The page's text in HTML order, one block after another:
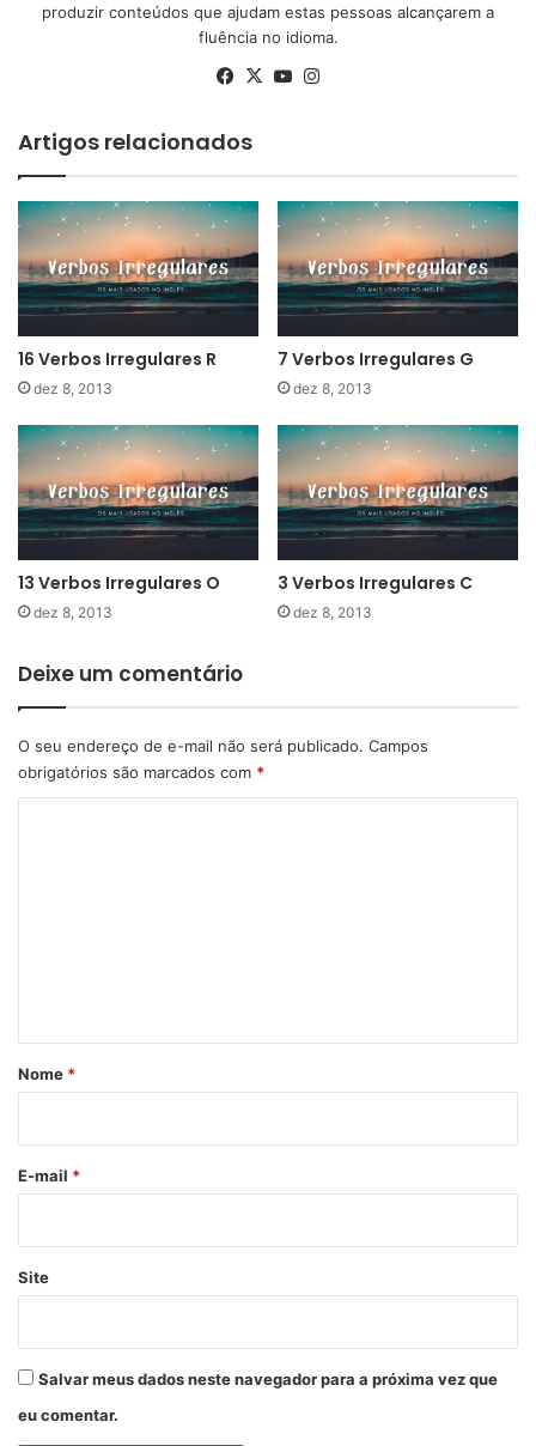
produzir conteúdos que ajudam estas pessoas alcançarem a
fluência no idioma.
Facebook
X YouTube
Artigos relacionados
16 Verbos Irregulares R
dez 8, 2013
7 Verbos Irregulares G
dez 8, 2013
13 Verbos Irregulares O
dez 8, 2013
3 Verbos Irregulares C
dez 8, 2013
Deixe um comentário
O seu endereço de e-mail não será publicado. Campos
obrigatórios são marcados com *
r
*
Nome *
E-mail *
Site
Salvar meus dados neste navegador para a próxima vez que
eu comentar.